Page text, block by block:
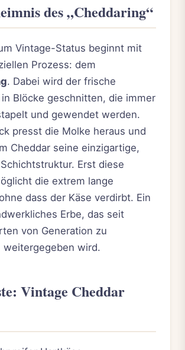
des „Cheddaring“
Vintage-Status beginnt mit
Prozess: dem
. Dabei wird der frische
in Blöcke geschnitten, die immer
und gewendet werden.
presst die Molke heraus und
Cheddar seine einzigartige,
Erst diese
die extrem lange
dass der Käse verdirbt. Ein
Erbe, das seit
von Generation zu
weitergegeben wird.
Vintage Cheddar